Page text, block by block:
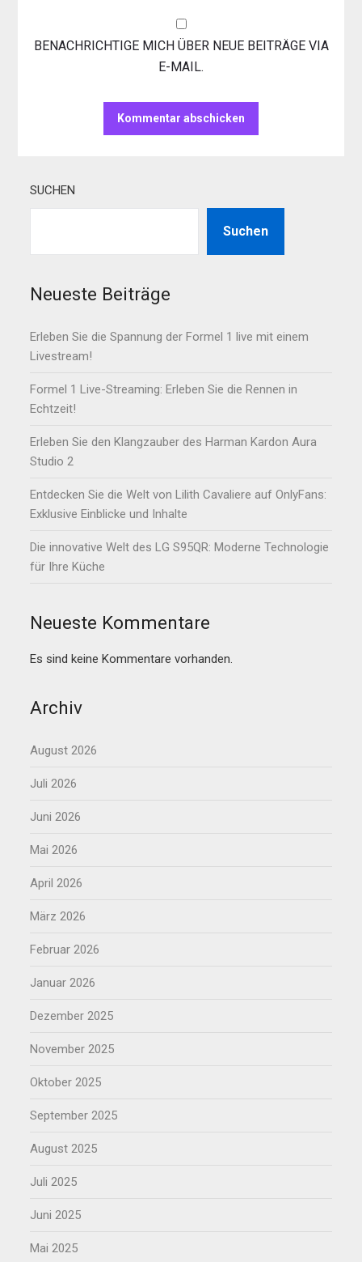
BENACHRICHTIGE MICH ÜBER NEUE BEITRÄGE VIA
E-MAIL.
SUCHEN
Suchen
Neueste Beiträge
Erleben Sie die Spannung der Formel 1 live mit einem
Livestream!
Formel 1 Live-Streaming: Erleben Sie die Rennen in
Echtzeit!
Erleben Sie den Klangzauber des Harman Kardon Aura
Studio 2
Entdecken Sie die Welt von Lilith Cavaliere auf OnlyFans:
Exklusive Einblicke und Inhalte
Die innovative Welt des LG S95QR: Moderne Technologie
für Ihre Küche
Neueste Kommentare
Es sind keine Kommentare vorhanden.
Archiv
August 2026
Juli 2026
Juni 2026
Mai 2026
April 2026
März 2026
Februar 2026
Januar 2026
Dezember 2025
November 2025
Oktober 2025
September 2025
August 2025
Juli 2025
Juni 2025
Mai 2025